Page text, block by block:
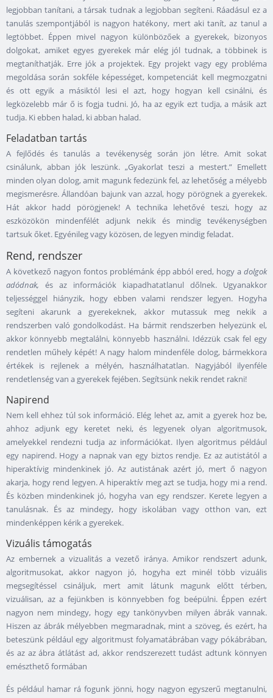
legjobban tanítani, a társak tudnak a legjobban segíteni. Ráadásul ez a
tanulás szempontjából is nagyon hatékony, mert aki tanít, az tanul a
legtöbbet. Éppen mivel nagyon különbözőek a gyerekek, bizonyos
dolgokat, amiket egyes gyerekek már elég jól tudnak, a többinek is
megtaníthatják. Erre jók a projektek. Egy projekt vagy egy probléma
megoldása során sokféle képességet, kompetenciát kell megmozgatni
és ott egyik a másiktól lesi el azt, hogy hogyan kell csinálni, és
legközelebb már ő is fogja tudni. Jó, ha az egyik ezt tudja, a másik azt
tudja. Ki ebben halad, ki abban halad.
Feladatban tartás
A fejlődés és tanulás a tevékenység során jön létre. Amit sokat
csinálunk, abban jók leszünk. „Gyakorlat teszi a mestert.” Emellett
minden olyan dolog, amit magunk fedezünk fel, az lehetőség a mélyebb
megismerésre. Állandóan bajunk van azzal, hogy pörögnek a gyerekek.
Hát akkor hadd pörögjenek! A technika lehetővé teszi, hogy az
eszközökön mindenfélét adjunk nekik és mindig tevékenységben
tartsuk őket. Egyénileg vagy közösen, de legyen mindig feladat.
Rend, rendszer
A következő nagyon fontos problémánk épp abból ered, hogy a dolgok
adódnak, és az információk kiapadhatatlanul dőlnek. Ugyanakkor
teljességgel hiányzik, hogy ebben valami rendszer legyen. Hogyha
segíteni akarunk a gyerekeknek, akkor mutassuk meg nekik a
rendszerben való gondolkodást. Ha bármit rendszerben helyezünk el,
akkor könnyebb megtalálni, könnyebb használni. Idézzük csak fel egy
rendetlen műhely képét! A nagy halom mindenféle dolog, bármekkora
értékek is rejlenek a mélyén, használhatatlan. Nagyjából ilyenféle
rendetlenség van a gyerekek fejében. Segítsünk nekik rendet rakni!
Napirend
Nem kell ehhez túl sok információ. Elég lehet az, amit a gyerek hoz be,
ahhoz adjunk egy keretet neki, és legyenek olyan algoritmusok,
amelyekkel rendezni tudja az információkat. Ilyen algoritmus például
egy napirend. Hogy a napnak van egy biztos rendje. Ez az autistától a
hiperaktívig mindenkinek jó. Az autistának azért jó, mert ő nagyon
akarja, hogy rend legyen. A hiperaktív meg azt se tudja, hogy mi a rend.
És közben mindenkinek jó, hogyha van egy rendszer. Kerete legyen a
tanulásnak. És az mindegy, hogy iskolában vagy otthon van, ezt
mindenképpen kérik a gyerekek.
Vizuális támogatás
Az embernek a vizualitás a vezető iránya. Amikor rendszert adunk,
algoritmusokat, akkor nagyon jó, hogyha ezt minél több vizuális
megsegítéssel csináljuk, mert amit látunk magunk előtt térben,
vizuálisan, az a fejünkben is könnyebben fog beépülni. Éppen ezért
nagyon nem mindegy, hogy egy tankönyvben milyen ábrák vannak.
Hiszen az ábrák mélyebben megmaradnak, mint a szöveg, és ezért, ha
beteszünk például egy algoritmust folyamatábrában vagy pókábrában,
és az az ábra átlátást ad, akkor rendszerezett tudást adtunk könnyen
emészthető formában
És például hamar rá fogunk jönni, hogy nagyon egyszerű megtanulni,